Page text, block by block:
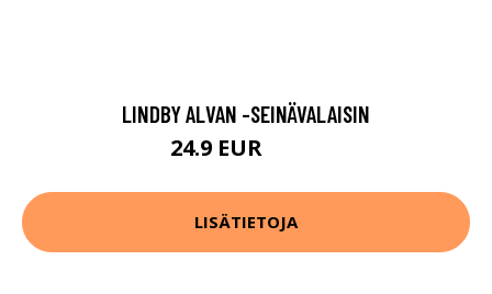
LINDBY ALVAN -SEINÄVALAISIN
24.9 EUR
LISÄTIETOJA